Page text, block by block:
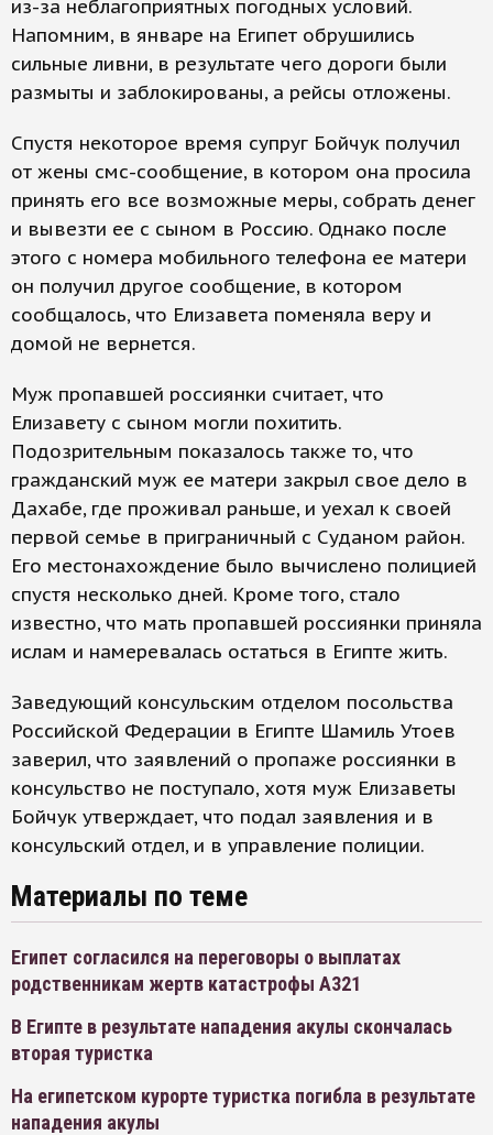
из-за неблагоприятных погодных условий.
Напомним, в январе на Египет обрушились
сильные ливни, в результате чего дороги были
размыты и заблокированы, а рейсы отложены.
Спустя некоторое время супруг Бойчук получил
от жены смс-сообщение, в котором она просила
принять его все возможные меры, собрать денег
и вывезти ее с сыном в Россию. Однако после
этого с номера мобильного телефона ее матери
он получил другое сообщение, в котором
сообщалось, что Елизавета поменяла веру и
домой не вернется.
Муж пропавшей россиянки считает, что
Елизавету с сыном могли похитить.
Подозрительным показалось также то, что
гражданский муж ее матери закрыл свое дело в
Дахабе, где проживал раньше, и уехал к своей
первой семье в приграничный с Суданом район.
Его местонахождение было вычислено полицией
спустя несколько дней. Кроме того, стало
известно, что мать пропавшей россиянки приняла
ислам и намеревалась остаться в Египте жить.
Заведующий консульским отделом посольства
Российской Федерации в Египте Шамиль Утоев
заверил, что заявлений о пропаже россиянки в
консульство не поступало, хотя муж Елизаветы
Бойчук утверждает, что подал заявления и в
консульский отдел, и в управление полиции.
Материалы по теме
Египет согласился на переговоры о выплатах
родственникам жертв катастрофы А321
В Египте в результате нападения акулы скончалась
вторая туристка
На египетском курорте туристка погибла в результате
нападения акулы